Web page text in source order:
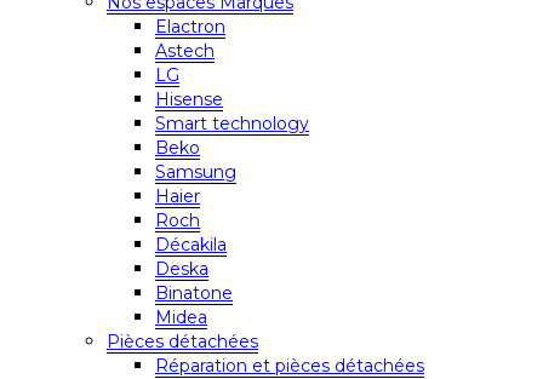
Elactron
Astech
LG
Hisense
Smart technology
Beko
Samsung
Haier
Roch
Décakila
Deska
Binatone
Midea
Pièces détachées
Réparation et pièces détachées